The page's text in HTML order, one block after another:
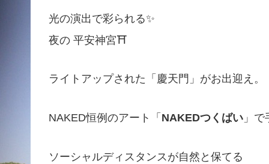
光の演出で彩られる✨
夜の 平安神宮⛩
ライトアップされた「慶天門」がお出迎え。
NAKED恒例のアート「 NAKEDつくばい 」で
ソーシャルディスタンスが自然と保てる